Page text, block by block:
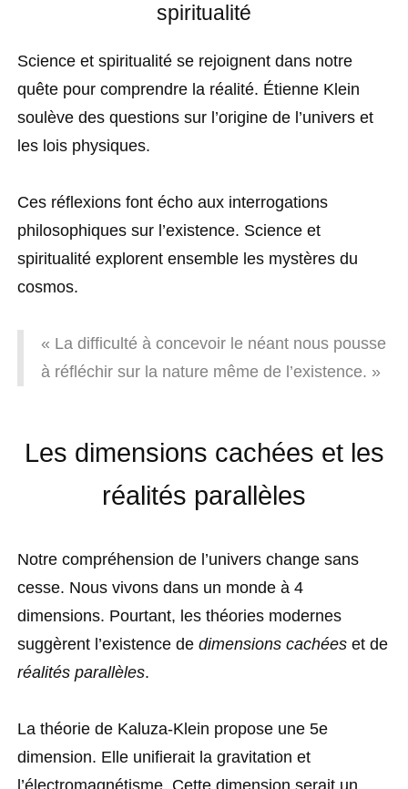
spiritualité
Science et spiritualité se rejoignent dans notre
quête pour comprendre la réalité. Étienne Klein
soulève des questions sur l’origine de l’univers et
les lois physiques.
Ces réflexions font écho aux interrogations
philosophiques sur l’existence. Science et
spiritualité explorent ensemble les mystères du
cosmos.
« La difficulté à concevoir le néant nous pousse
à réfléchir sur la nature même de l’existence. »
Les dimensions cachées et les
réalités parallèles
Notre compréhension de l’univers change sans
cesse. Nous vivons dans un monde à 4
dimensions. Pourtant, les théories modernes
suggèrent l’existence de dimensions cachées et de
réalités parallèles.
La théorie de Kaluza-Klein propose une 5e
dimension. Elle unifierait la gravitation et